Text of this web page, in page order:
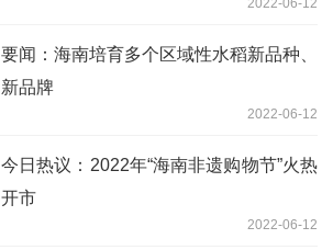
要闻：海南培育多个区域性水稻新品种、
新品牌
2022-06-12
今日热议：2022年“海南非遗购物节”火热
开市
2022-06-12